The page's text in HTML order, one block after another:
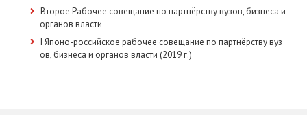
Второе Рабочее совещание по партнёрству вузов, бизнеса и
органов власти
I Японо-российское рабочее совещание по партнёрству вуз
ов, бизнеса и органов власти (2019 г.)